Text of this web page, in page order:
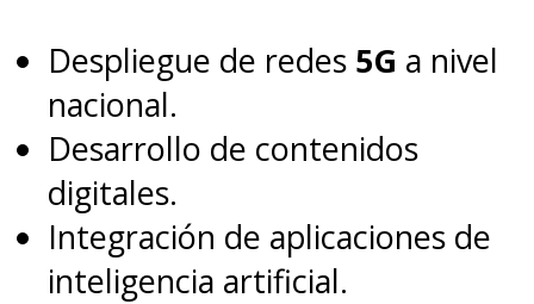
Despliegue de redes 5G a nivel
nacional.
Desarrollo de contenidos
digitales.
Integración de aplicaciones de
inteligencia artificial.